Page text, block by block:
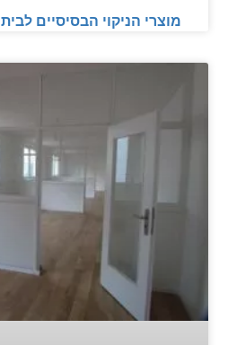
מוצרי הניקוי הבסיסיים לבית